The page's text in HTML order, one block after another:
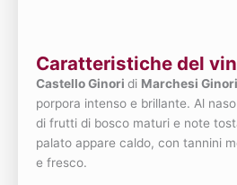
Caratteristiche del
Castello Ginori di Marchesi
porpora intenso e brillante. Al
di frutti di bosco maturi e note
palato appare caldo, con tannini
e fresco.